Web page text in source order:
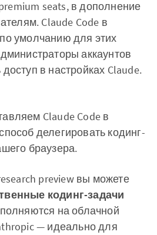
seats, в дополнение
Claude Code в
умолчанию для этих
аккаунтов
в настройках Claude.
Claude Code в
делегировать кодинг-
браузера.
preview вы можете
кодинг-задачи
на облачной
— идеально для